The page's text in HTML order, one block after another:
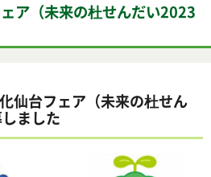
ア（未来の杜せんだい2023
仙台フェア（未来の杜せん
ました